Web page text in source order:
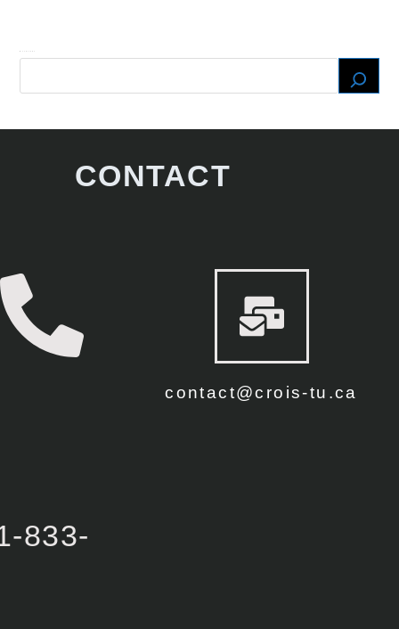
CONTACT
833-
contact@crois-tu.ca